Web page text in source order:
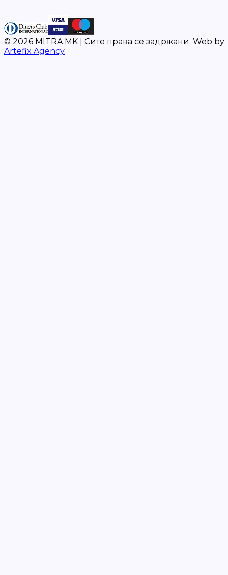
© 2026 MITRA.MK | Сите права се задржани. Web by
Artefix Agency